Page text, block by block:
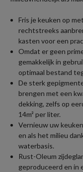
Fris je keuken op
rechtstreeks
kasten voor een
Omdat er geen
gemakkelijk in
optimaal bestand
De sterk
brengen met een
dekking, zelfs op
14m² per liter.
Vernieuw uw
en als het milieu
waterbasis.
Rust-Oleum
geproduceerd en in